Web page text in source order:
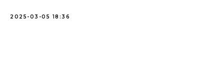
2025-03-05 18:36